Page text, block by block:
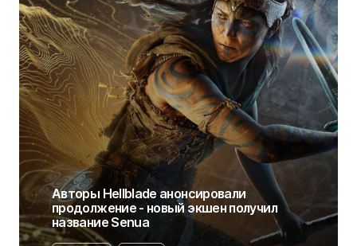
Авторы Hellblade анонсировали
продолжение - новый экшен получил
название Senua